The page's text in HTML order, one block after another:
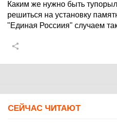
Каким же нужно быть
решиться на установку
"Единая Россиия" случаем
СЕЙЧАС ЧИТАЮТ